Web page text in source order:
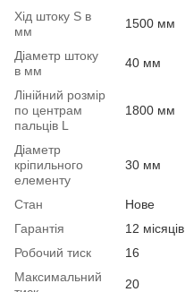
Хід штоку S в
мм
1500 мм
Діаметр штоку
в мм
40 мм
Лінійний розмір
по центрам
пальців L
1800 мм
Діаметр
кріпильного
елементу
30 мм
Стан
Нове
Гарантія
12 місяців
Робочий тиск
16
Максимальний
20